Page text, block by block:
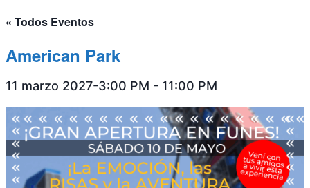
« Todos Eventos
American Park
11 marzo 2027-3:00 PM - 11:00 PM